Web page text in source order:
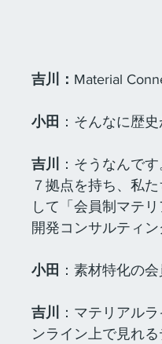
吉川： Material
小田 ：そんなに歴
吉川
：そうなんで
７拠点を持ち、私
して「会員制マテ
開発コンサルティ
小田 ：素材特化の
吉川
：マテリアル
ンライン上で見れ